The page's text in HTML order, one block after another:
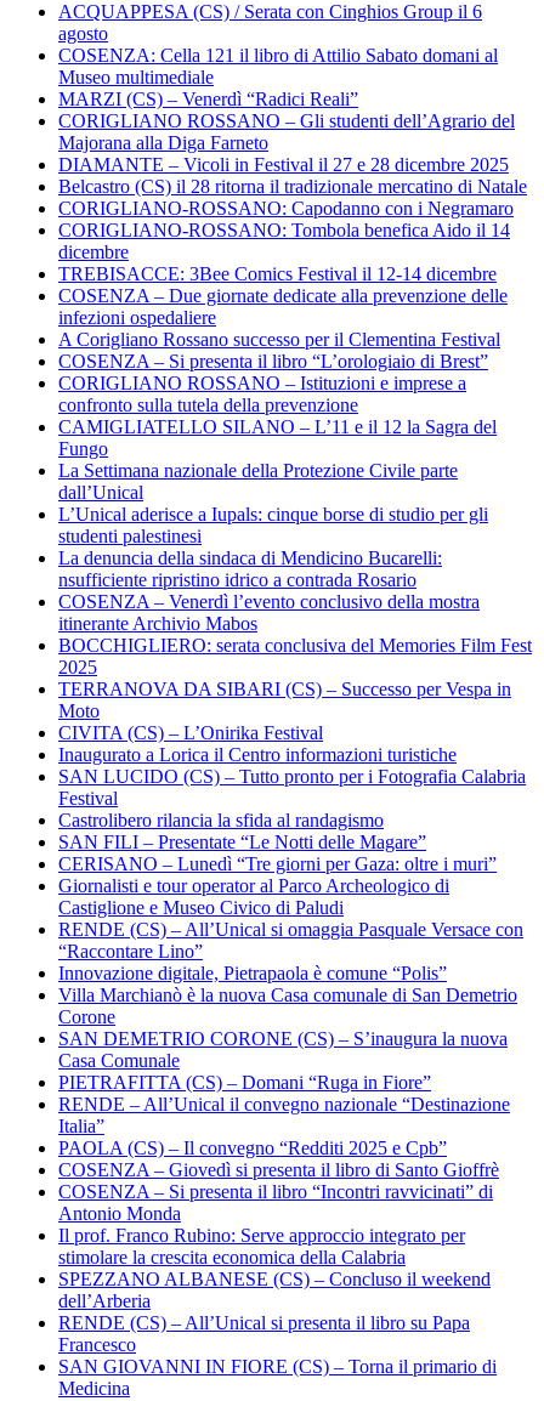
ACQUAPPESA (CS) / Serata con Cinghios Group il 6
agosto
COSENZA: Cella 121 il libro di Attilio Sabato domani al
Museo multimediale
MARZI (CS) – Venerdì “Radici Reali”
CORIGLIANO ROSSANO – Gli studenti dell’Agrario del
Majorana alla Diga Farneto
DIAMANTE – Vicoli in Festival il 27 e 28 dicembre 2025
Belcastro (CS) il 28 ritorna il tradizionale mercatino di Natale
CORIGLIANO-ROSSANO: Capodanno con i Negramaro
CORIGLIANO-ROSSANO: Tombola benefica Aido il 14
dicembre
TREBISACCE: 3Bee Comics Festival il 12-14 dicembre
COSENZA – Due giornate dedicate alla prevenzione delle
infezioni ospedaliere
A Corigliano Rossano successo per il Clementina Festival
COSENZA – Si presenta il libro “L’orologiaio di Brest”
CORIGLIANO ROSSANO – Istituzioni e imprese a
confronto sulla tutela della prevenzione
CAMIGLIATELLO SILANO – L’11 e il 12 la Sagra del
Fungo
La Settimana nazionale della Protezione Civile parte
dall’Unical
L’Unical aderisce a Iupals: cinque borse di studio per gli
studenti palestinesi
La denuncia della sindaca di Mendicino Bucarelli:
nsufficiente ripristino idrico a contrada Rosario
COSENZA – Venerdì l’evento conclusivo della mostra
itinerante Archivio Mabos
BOCCHIGLIERO: serata conclusiva del Memories Film Fest
2025
TERRANOVA DA SIBARI (CS) – Successo per Vespa in
Moto
CIVITA (CS) – L’Onirika Festival
Inaugurato a Lorica il Centro informazioni turistiche
SAN LUCIDO (CS) – Tutto pronto per i Fotografia Calabria
Festival
Castrolibero rilancia la sfida al randagismo
SAN FILI – Presentate “Le Notti delle Magare”
CERISANO – Lunedì “Tre giorni per Gaza: oltre i muri”
Giornalisti e tour operator al Parco Archeologico di
Castiglione e Museo Civico di Paludi
RENDE (CS) – All’Unical si omaggia Pasquale Versace con
“Raccontare Lino”
Innovazione digitale, Pietrapaola è comune “Polis”
Villa Marchianò è la nuova Casa comunale di San Demetrio
Corone
SAN DEMETRIO CORONE (CS) – S’inaugura la nuova
Casa Comunale
PIETRAFITTA (CS) – Domani “Ruga in Fiore”
RENDE – All’Unical il convegno nazionale “Destinazione
Italia”
PAOLA (CS) – Il convegno “Redditi 2025 e Cpb”
COSENZA – Giovedì si presenta il libro di Santo Gioffrè
COSENZA – Si presenta il libro “Incontri ravvicinati” di
Antonio Monda
Il prof. Franco Rubino: Serve approccio integrato per
stimolare la crescita economica della Calabria
SPEZZANO ALBANESE (CS) – Concluso il weekend
dell’Arberia
RENDE (CS) – All’Unical si presenta il libro su Papa
Francesco
SAN GIOVANNI IN FIORE (CS) – Torna il primario di
Medicina